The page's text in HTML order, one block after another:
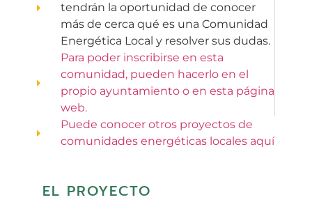
tendrán la oportunidad de conocer
más de cerca qué es una Comunidad
Energética Local y resolver sus dudas.
Para poder inscribirse en esta
comunidad, pueden hacerlo en el
propio ayuntamiento o en esta página
web.
Puede conocer otros proyectos de
comunidades energéticas locales aquí
EL PROYECTO